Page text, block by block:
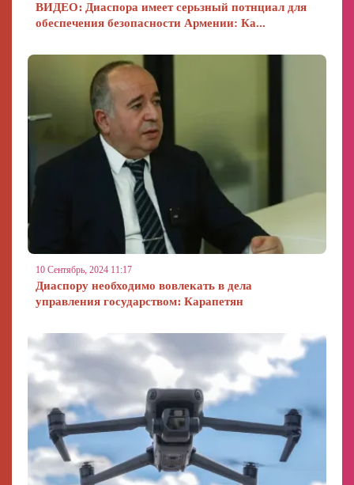
ВИДЕО։ Диаспора имеет серьзный потнциал для
обеспечения безопасности Армении: Ка...
10 Сентябрь, 2024 11:17
Диаспору необходимо вовлекать в дела
управления государством։ Карапетян